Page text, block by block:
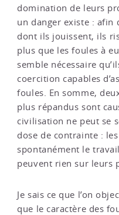
domination de leurs
un danger existe : afin
dont ils jouissent, ils
plus que les foules à
semble nécessaire
coercition capables
foules. En somme,
plus répandus sont
civilisation ne peut se
dose de contrainte :
spontanément le
peuvent rien sur leurs
Je sais ce que l’on
que le caractère des